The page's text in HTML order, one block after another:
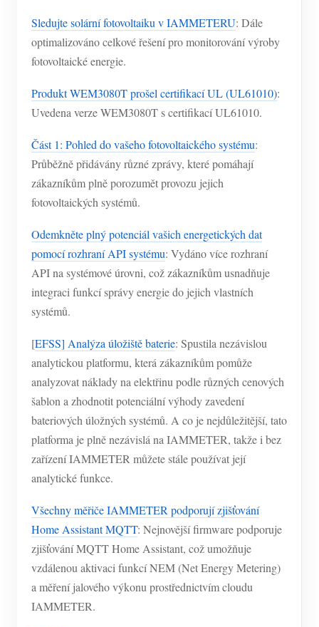
Sledujte solární fotovoltaiku v IAMMETERU: Dále
optimalizováno celkové řešení pro monitorování výroby
fotovoltaické energie.
Produkt WEM3080T prošel certifikací UL (UL61010):
Uvedena verze WEM3080T s certifikací UL61010.
Část 1: Pohled do vašeho fotovoltaického systému:
Průběžně přidávány různé zprávy, které pomáhají
zákazníkům plně porozumět provozu jejich
fotovoltaických systémů.
Odemkněte plný potenciál vašich energetických dat
pomocí rozhraní API systému: Vydáno více rozhraní
API na systémové úrovni, což zákazníkům usnadňuje
integraci funkcí správy energie do jejich vlastních
systémů.
[EFSS] Analýza úložiště baterie: Spustila nezávislou
analytickou platformu, která zákazníkům pomůže
analyzovat náklady na elektřinu podle různých cenových
šablon a zhodnotit potenciální výhody zavedení
bateriových úložných systémů. A co je nejdůležitější, tato
platforma je plně nezávislá na IAMMETER, takže i bez
zařízení IAMMETER můžete stále používat její
analytické funkce.
Všechny měřiče IAMMETER podporují zjišťování
Home Assistant MQTT: Nejnovější firmware podporuje
zjišťování MQTT Home Assistant, což umožňuje
vzdálenou aktivaci funkcí NEM (Net Energy Metering)
a měření jalového výkonu prostřednictvím cloudu
IAMMETER.